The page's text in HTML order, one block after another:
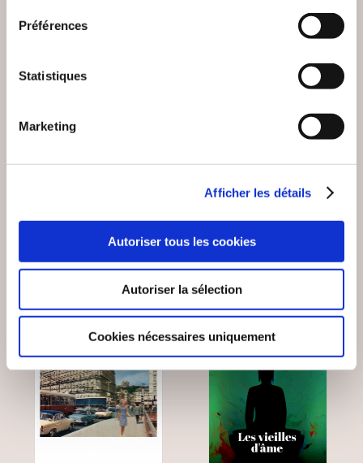
Préférences
Statistiques
Marketing
Afficher les détails
Autoriser tous les cookies
Autoriser la sélection
Cookies nécessaires uniquement
BONNE NUIT A
22€00
(0 avis)
PAR LA BRÈCHE
Romans
19€00